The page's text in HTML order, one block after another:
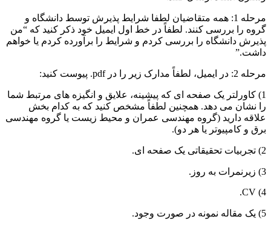
مرحله 1: همه متقاضیان لطفا شرایط پذیرش توسط دانشگاه و
گروه را بررسی کنند. لطفاً در خط اول ایمیل خود ذکر کنید که “من
پذیرش دانشگاه را بررسی کردم و شرایط را برآورده کردم یا خواهم
داشت.”
مرحله 2: در ایمیل، لطفاً مدارک زیر را در pdf. پیوست کنید:
1) کاورلتر یک صفحه ای که پیشینه، علایق و انگیزه های مرتبط شما
را نشان می دهد. همچنین لطفاً مشخص کنید که به کدام بخش
علاقه دارید (گروه مهندسی عمران و محیط زیست یا گروه مهندسی
برق و کامپیوتر یا هر دو).
2) تجربیات تحقیقاتی یک صفحه ای.
3) زیرنمرات به روز.
4) CV.
5) یک مقاله نمونه در صورت وجود.